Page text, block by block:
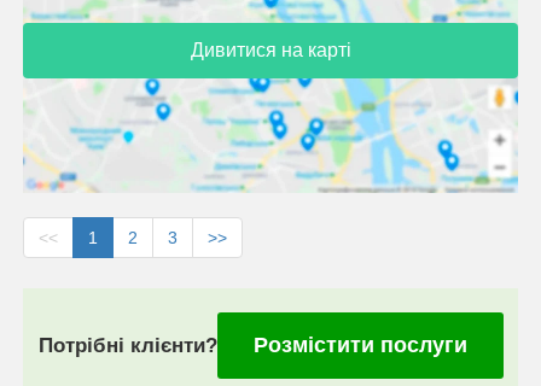
Дивитися на карті
<< 1 2 3 >>
Потрібні клієнти? Розмістити послуги